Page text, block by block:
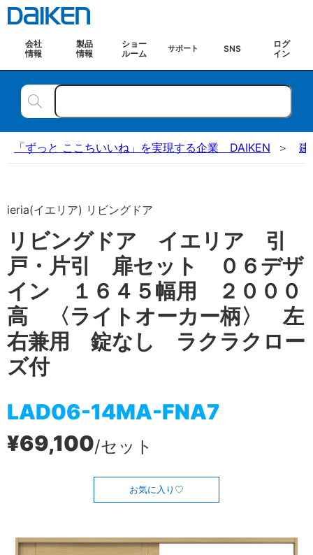
会社
情報
製品
情報
ショー
ルーム
サポート SNS
ログ
イン
「ずっと ここちいいね」を実現する企業 DAIKEN 建
ieria(イエリア) リビングドア
リビングドア イエリア 引
戸・片引 扉セット ０６デザ
イン １６４５幅用 ２０００
高 〈ライトオーカー柄〉 左
右兼用 錠なし ラクラクロー
ズ付
LAD06-14MA-FNA7
¥69,100/セット
お気に入り